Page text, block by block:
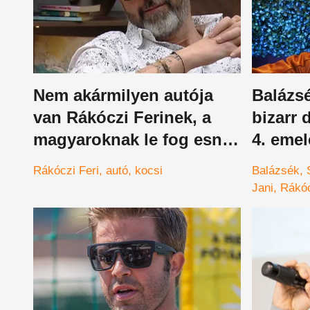
Nem akármilyen autója
van Rákóczi Ferinek, a
magyaroknak le fog esni
az álluk ettől a különleges
Rákóczi Feri autó kocsi
bizarr
4.
Balázsék
Jani